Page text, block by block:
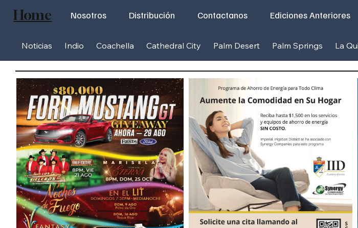
Noticias Indio Coachella Cathedral City Palm Desert Palm Springs La
Nosotros Distribución Contactanos Ediciones Anteriores
Home